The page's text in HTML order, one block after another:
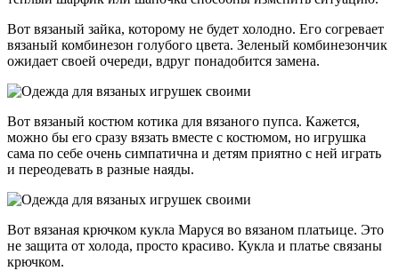
Вот вязаный зайка, которому не будет холодно. Его согревает
вязаный комбинезон голубого цвета. Зеленый комбинезончик
ожидает своей очереди, вдруг понадобится замена.
Вот вязаный костюм котика для вязаного пупса. Кажется,
можно бы его сразу вязать вместе с костюмом, но игрушка
сама по себе очень симпатична и детям приятно с ней играть
и переодевать в разные наяды.
Вот вязаная крючком кукла Маруся во вязаном платьице. Это
не защита от холода, просто красиво. Кукла и платье связаны
крючком.